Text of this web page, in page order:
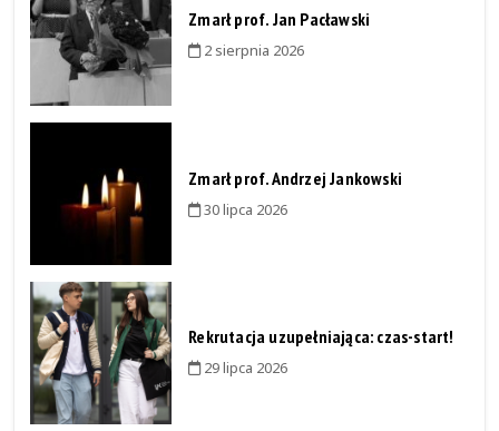
Zmarł prof. Jan Pacławski
2 sierpnia 2026
Zmarł prof. Andrzej Jankowski
30 lipca 2026
Rekrutacja uzupełniająca: czas-start!
29 lipca 2026